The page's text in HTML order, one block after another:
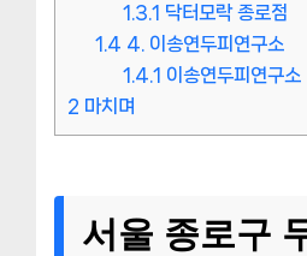
1.3.1 닥터모락 종로점
1.4 4. 이송연두피연구소
1.4.1 이송연두피연구소
2 마치며
서울 종로구